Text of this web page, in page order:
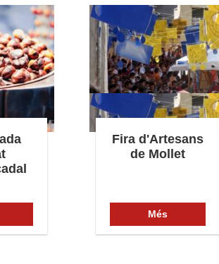
Fira d'Artesans
de Mollet
Més